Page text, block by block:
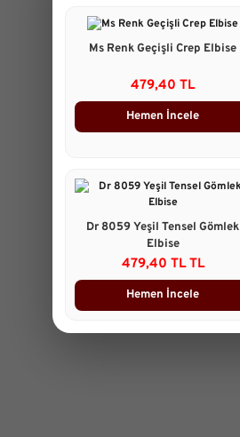
Ms Renk Geçişli Crep Elbise
479,40 TL
Hemen İncele
Dr 8059 Yeşil Tensel Gömlek
Elbise
479,40 TL TL
Hemen İncele